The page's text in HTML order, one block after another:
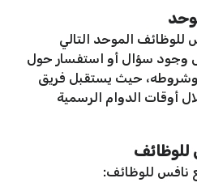
الموحد التالي
وجود سؤال أو استفسار حول
حيث يستقبل فريق
أوقات الدوام الرسمية
نافس للوظائف: